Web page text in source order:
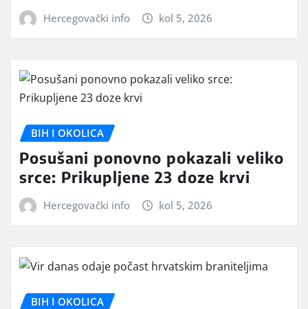
Hercegovački info kol 5, 2026
BIH I OKOLICA
Posušani ponovno pokazali veliko
srce: Prikupljene 23 doze krvi
Hercegovački info kol 5, 2026
BIH I OKOLICA